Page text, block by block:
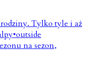
na sezon,